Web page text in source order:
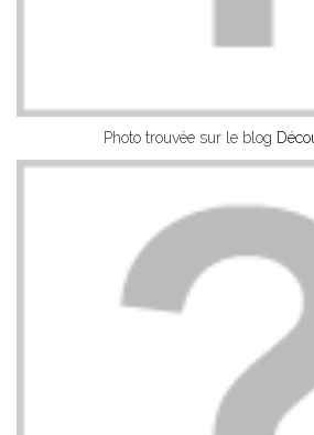
Photo trouvée sur le blog